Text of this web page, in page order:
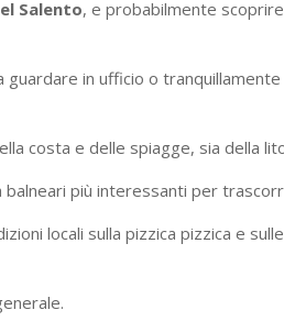
Salento, e probabilmente
in ufficio o
costa e delle spiagge, sia della
più interessanti per
locali sulla pizzica pizzica e